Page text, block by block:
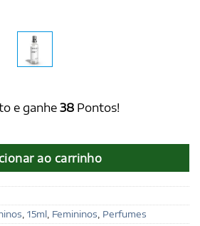
e ganhe 38 Pontos!
ao carrinho
, 15ml, Femininos, Perfumes